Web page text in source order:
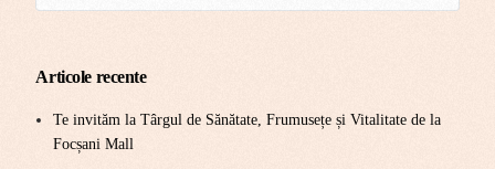
Articole recente
Te invităm la Târgul de Sănătate, Frumusețe și Vitalitate de la
Focșani Mall